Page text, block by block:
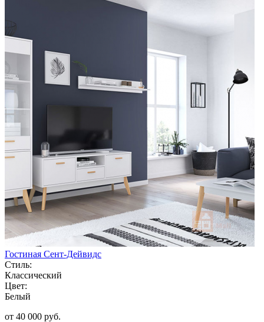
Гостиная Сент-Дейвидс
Стиль:
Классический
Цвет:
Белый
от 40 000 руб.